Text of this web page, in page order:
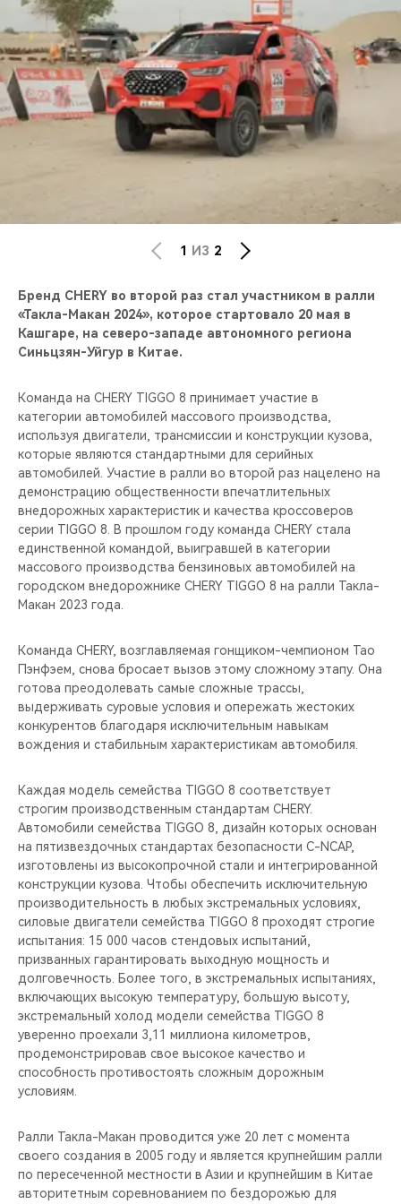
CHERY И СПОРТ
НАШИ МЕРОПРИЯТИЯ
1 ИЗ 2
Бренд CHERY во второй раз стал участником в ралли
«Такла-Макан 2024», которое стартовало 20 мая в
Кашгаре, на северо-западе автономного региона
Синьцзян-Уйгур в Китае.
Команда на CHERY TIGGO 8 принимает участие в
категории автомобилей массового производства,
используя двигатели, трансмиссии и конструкции кузова,
которые являются стандартными для серийных
автомобилей. Участие в ралли во второй раз нацелено на
демонстрацию общественности впечатлительных
внедорожных характеристик и качества кроссоверов
серии TIGGO 8. В прошлом году команда CHERY стала
единственной командой, выигравшей в категории
массового производства бензиновых автомобилей на
городском внедорожнике CHERY TIGGO 8 на ралли Такла-
Макан 2023 года.
Команда CHERY, возглавляемая гонщиком-чемпионом Тао
Пэнфэем, снова бросает вызов этому сложному этапу. Она
готова преодолевать самые сложные трассы,
выдерживать суровые условия и опережать жестоких
конкурентов благодаря исключительным навыкам
вождения и стабильным характеристикам автомобиля.
Каждая модель семейства TIGGO 8 соответствует
строгим производственным стандартам CHERY.
Автомобили семейства TIGGO 8, дизайн которых основан
на пятизвездочных стандартах безопасности C-NCAP,
изготовлены из высокопрочной стали и интегрированной
конструкции кузова. Чтобы обеспечить исключительную
производительность в любых экстремальных условиях,
силовые двигатели семейства TIGGO 8 проходят строгие
испытания: 15 000 часов стендовых испытаний,
призванных гарантировать выходную мощность и
долговечность. Более того, в экстремальных испытаниях,
включающих высокую температуру, большую высоту,
экстремальный холод модели семейства TIGGO 8
уверенно проехали 3,11 миллиона километров,
продемонстрировав свое высокое качество и
способность противостоять сложным дорожным
условиям.
Ралли Такла-Макан проводится уже 20 лет с момента
своего создания в 2005 году и является крупнейшим ралли
по пересеченной местности в Азии и крупнейшим в Китае
авторитетным соревнованием по бездорожью для